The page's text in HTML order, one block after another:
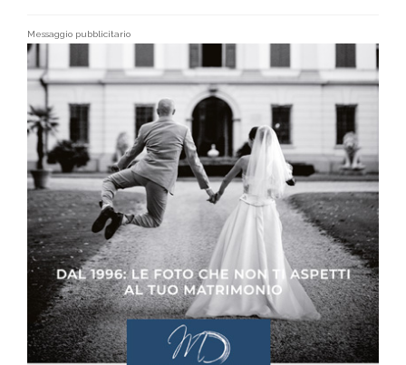
Messaggio pubblicitario